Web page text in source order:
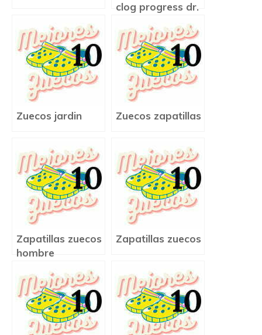
clog progress dr.
Zuecos jardin Zuecos zapatillas
Zapatillas zuecos
hombre
Zapatillas zuecos